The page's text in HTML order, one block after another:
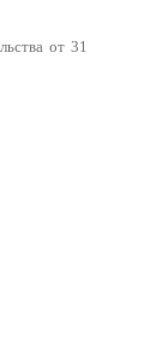
от 31